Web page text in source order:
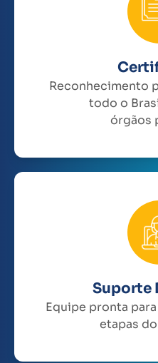
Reconhecimento
todo o
órgãos
Suporte
Equipe pronta
etapas